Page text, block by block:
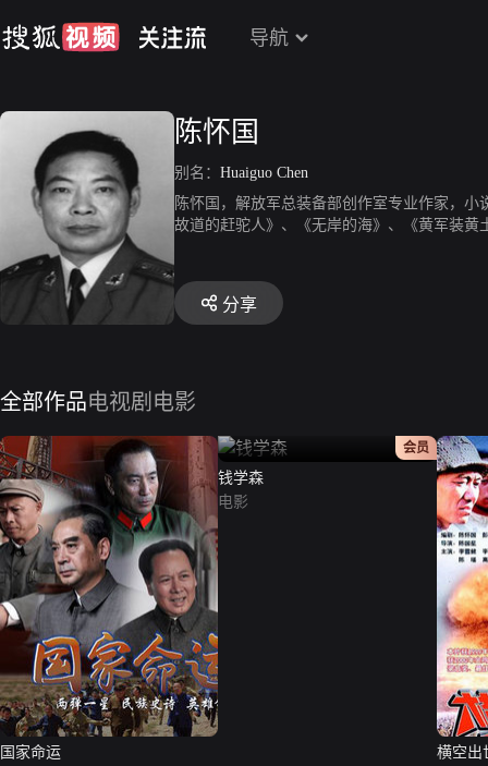
导航
陈怀国
别名： Huaiguo Chen
陈怀国，解放军总装备部创作室专业作家，
故道的赶驼人》、《无岸的海》、《黄军装
分享
全部作品电视剧 电影
国家命运
正片
会员
钱学森
电影
横空出